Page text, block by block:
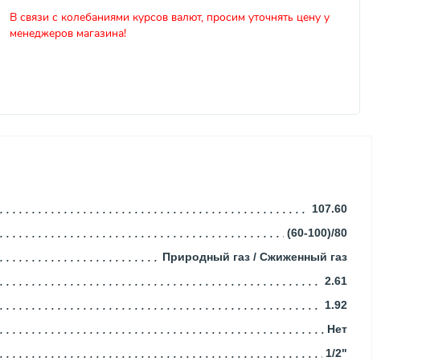
В связи с колебаниями курсов валют, просим уточнять цену у
менеджеров магазина!
107.60
(60-100)/80
Природный газ / Сжиженный газ
2.61
1.92
Нет
1/2"